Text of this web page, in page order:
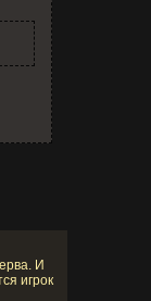
И
игрок